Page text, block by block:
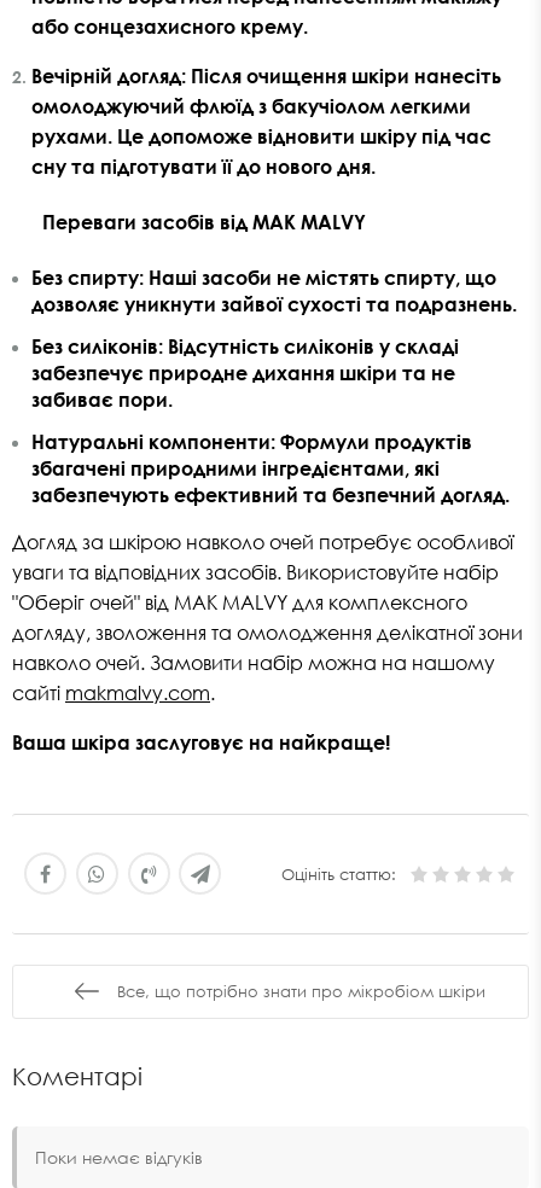
або сонцезахисного крему.
Вечірній догляд: Після очищення шкіри нанесіть
омолоджуючий флюїд з бакучіолом легкими
рухами. Це допоможе відновити шкіру під час
сну та підготувати її до нового дня.
Переваги засобів від MAK MALVY
Без спирту: Наші засоби не містять спирту, що
дозволяє уникнути зайвої сухості та подразнень.
Без силіконів: Відсутність силіконів у складі
забезпечує природне дихання шкіри та не
забиває пори.
Натуральні компоненти: Формули продуктів
збагачені природними інгредієнтами, які
забезпечують ефективний та безпечний догляд.
Догляд за шкірою навколо очей потребує особливої
уваги та відповідних засобів. Використовуйте набір
"Оберіг очей" від MAK MALVY для комплексного
догляду, зволоження та омолодження делікатної зони
навколо очей. Замовити набір можна на нашому
сайті makmalvy.com.
Ваша шкіра заслуговує на найкраще!
Оцініть статтю:
Все, що потрібно знати про мікробіом шкіри
Коментарі
Поки немає відгуків